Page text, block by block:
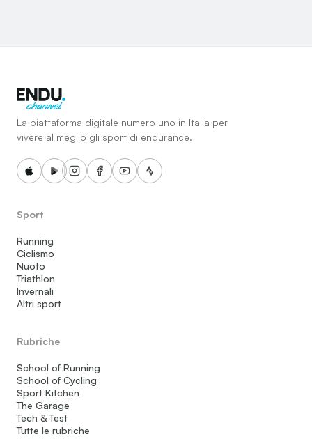
La piattaforma digitale numero uno in Italia per
vivere al meglio gli sport di endurance.
Sport
Running
Ciclismo
Nuoto
Triathlon
Invernali
Altri sport
Rubriche
School of Running
School of Cycling
Sport Kitchen
The Garage
Tech & Test
Tutte le rubriche